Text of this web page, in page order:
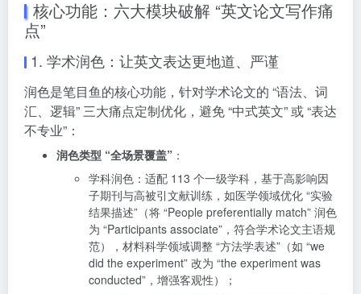
核心功能：六大模块破解 “英文论文写作痛
点”
1. 学术润色：让英文表达更地道、严谨
润色是笔目鱼的核心功能，针对学术论文的 “语法、词
汇、逻辑” 三大痛点定制优化，避免 “中式英文” 或 “表达
不专业”：
润色类型 “全场景覆盖” ：
学科润色：适配 113 个一级学科，基于高影响因
子期刊与高被引文献训练，如医学领域优化 “实验
结果描述”（将 “People preferentially match” 润色
为 “Participants associate”，符合学术论文主语规
范），材料科学领域调整 “方法学表述”（如 “we
did the experiment” 改为 “the experiment was
conducted”，增强客观性）；